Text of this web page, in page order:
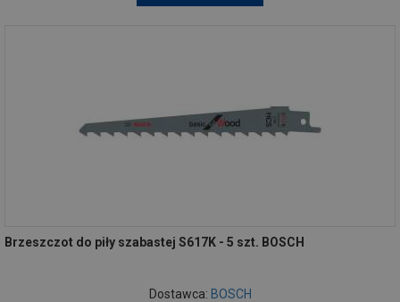
Brzeszczot do piły szabastej S617K - 5 szt. BOSCH
Dostawca: BOSCH